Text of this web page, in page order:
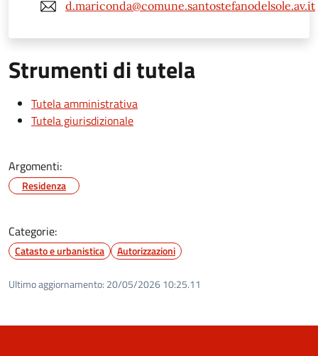
d.mariconda@comune.santostefanodelsole.av.it
Strumenti di tutela
Tutela amministrativa
Tutela giurisdizionale
Argomenti:
Residenza
Categorie:
Catasto e urbanistica Autorizzazioni
Ultimo aggiornamento: 20/05/2026 10:25.11